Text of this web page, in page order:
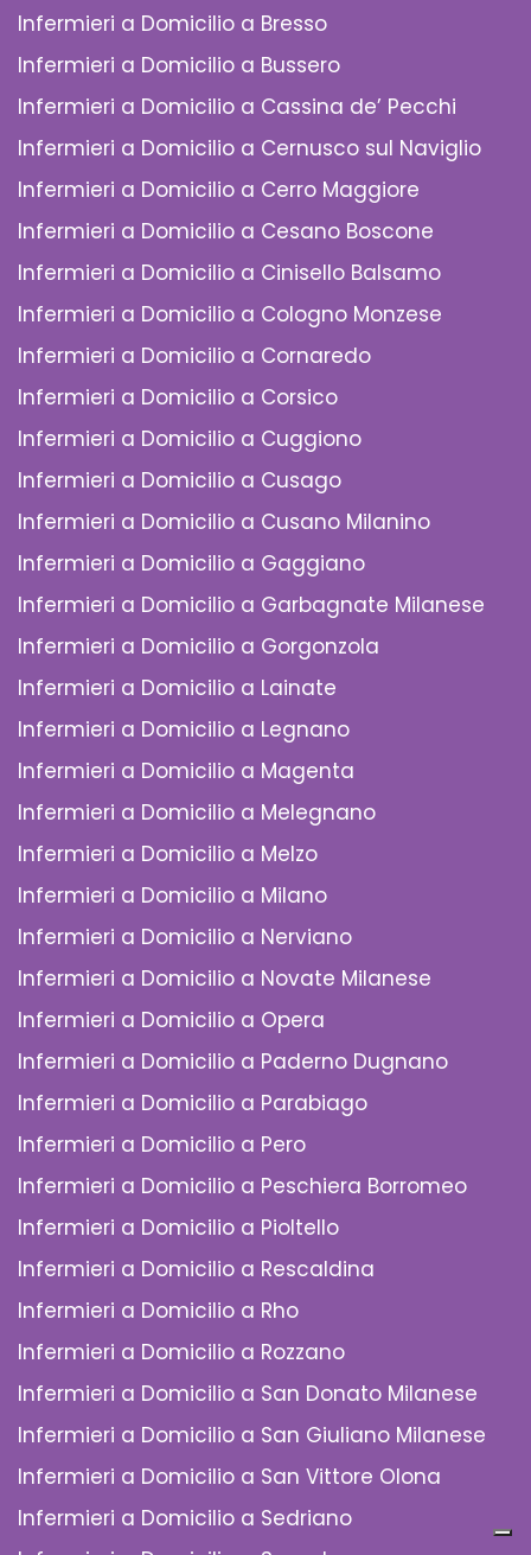
Infermieri a Domicilio a Bresso
Infermieri a Domicilio a Bussero
Infermieri a Domicilio a Cassina de’ Pecchi
Infermieri a Domicilio a Cernusco sul Naviglio
Infermieri a Domicilio a Cerro Maggiore
Infermieri a Domicilio a Cesano Boscone
Infermieri a Domicilio a Cinisello Balsamo
Infermieri a Domicilio a Cologno Monzese
Infermieri a Domicilio a Cornaredo
Infermieri a Domicilio a Corsico
Infermieri a Domicilio a Cuggiono
Infermieri a Domicilio a Cusago
Infermieri a Domicilio a Cusano Milanino
Infermieri a Domicilio a Gaggiano
Infermieri a Domicilio a Garbagnate Milanese
Infermieri a Domicilio a Gorgonzola
Infermieri a Domicilio a Lainate
Infermieri a Domicilio a Legnano
Infermieri a Domicilio a Magenta
Infermieri a Domicilio a Melegnano
Infermieri a Domicilio a Melzo
Infermieri a Domicilio a Milano
Infermieri a Domicilio a Nerviano
Infermieri a Domicilio a Novate Milanese
Infermieri a Domicilio a Opera
Infermieri a Domicilio a Paderno Dugnano
Infermieri a Domicilio a Parabiago
Infermieri a Domicilio a Pero
Infermieri a Domicilio a Peschiera Borromeo
Infermieri a Domicilio a Pioltello
Infermieri a Domicilio a Rescaldina
Infermieri a Domicilio a Rho
Infermieri a Domicilio a Rozzano
Infermieri a Domicilio a San Donato Milanese
Infermieri a Domicilio a San Giuliano Milanese
Infermieri a Domicilio a San Vittore Olona
Infermieri a Domicilio a Sedriano